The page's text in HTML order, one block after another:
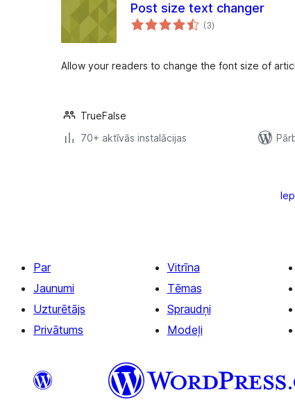
Post size text changer
(3vērtējumu
kopsumma
)
Allow your readers to change the font size of
TrueFalse
70+ aktīvās instalācijas
Par
Jaunumi
Uzturētājs
Privātums
Vitrīna
Tēmas
Spraudņi
Modeļi